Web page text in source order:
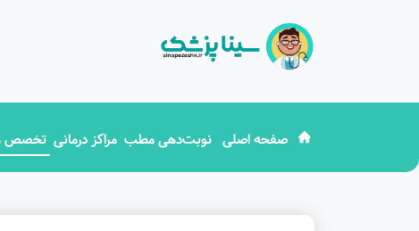
صفحه اصلی نوبت‌دهی مطب مراکز درمانی تخصص